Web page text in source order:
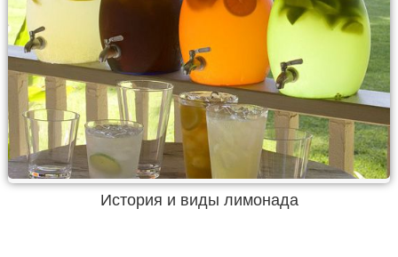
История и виды лимонада